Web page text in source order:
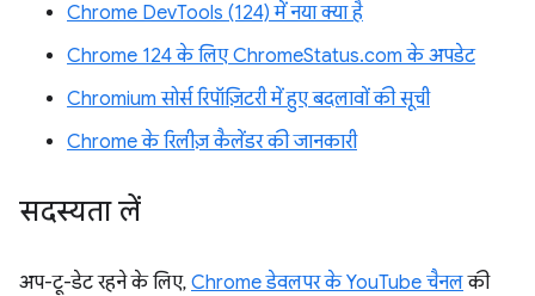
Chrome DevTools (124) में नया क्या है
Chrome 124 के लिए ChromeStatus.com के अपडेट
Chromium सोर्स रिपॉज़िटरी में हुए बदलावों की सूची
Chrome के रिलीज़ कैलेंडर की जानकारी
सदस्यता लें
अप-टू-डेट रहने के लिए, Chrome डेवलपर के YouTube चैनलकी